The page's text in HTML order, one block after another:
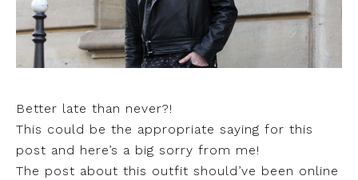
Better late than never?!
This could be the appropriate saying for this
post and here’s a big sorry from me!
The post about this outfit should’ve been online